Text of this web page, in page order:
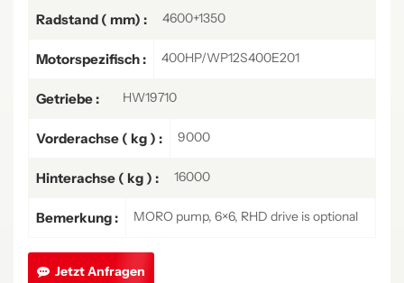
Radstand ( mm) : 4600+1350
Motorspezifisch : 400HP/WP12S400E201
Getriebe : HW19710
Vorderachse ( kg ) : 9000
Hinterachse ( kg ) : 16000
Bemerkung : MORO pump, 6×6, RHD drive is optional
Jetzt Anfragen